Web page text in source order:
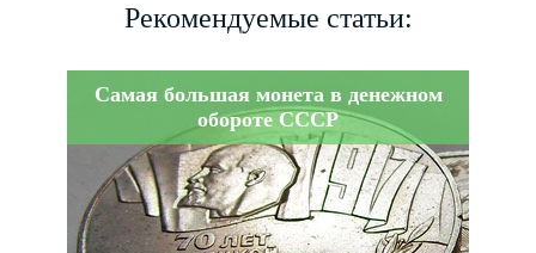
Рекомендуемые статьи:
Самая большая монета в денежном
обороте СССР